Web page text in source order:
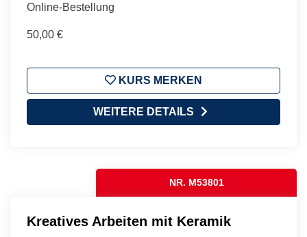
Online-Bestellung
50,00 €
KURS MERKEN
WEITERE DETAILS
NR. M53801
Kreatives Arbeiten mit Keramik